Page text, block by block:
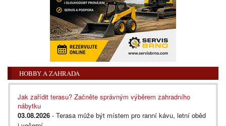
HOBBY A ZAHRADA
Jak zařídit terasu? Začněte správným výběrem zahradního
nábytku
03.08.2026 - Terasa může být místem pro ranní kávu, letní oběd